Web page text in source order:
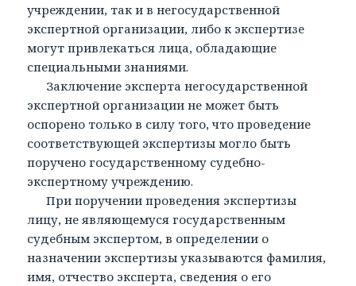
учреждении, так и в негосударственной
экспертной организации, либо к экспертизе
могут привлекаться лица, обладающие
специальными знаниями.
Заключение эксперта негосударственной
экспертной организации не может быть
оспорено только в силу того, что проведение
соответствующей экспертизы могло быть
поручено государственному судебно-
экспертному учреждению.
При поручении проведения экспертизы
лицу, не являющемуся государственным
судебным экспертом, в определении о
назначении экспертизы указываются фамилия,
имя, отчество эксперта, сведения о его